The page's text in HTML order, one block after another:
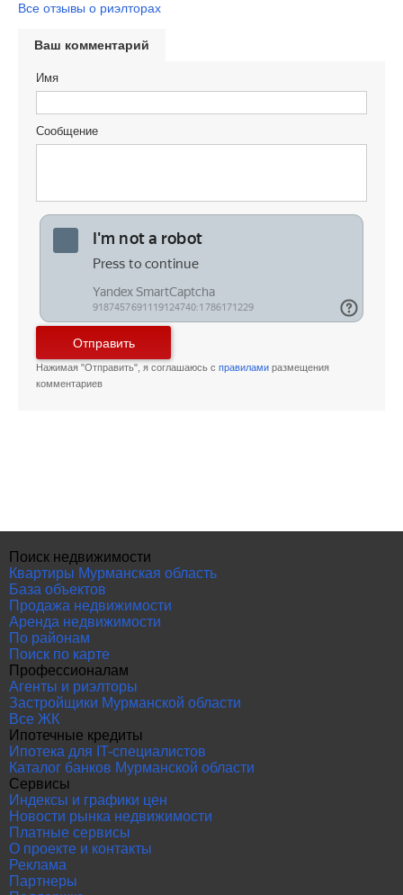
Все отзывы о риэлторах
Ваш комментарий
Имя
Сообщение
Отправить
Нажимая "Отправить", я соглашаюсь с правилами размещения
комментариев
Поиск недвижимости
Квартиры Мурманская область
База объектов
Продажа недвижимости
Аренда недвижимости
По районам
Поиск по карте
Профессионалам
Агенты и риэлторы
Застройщики Мурманской области
Все ЖК
Ипотечные кредиты
Ипотека для IT-специалистов
Каталог банков Мурманской области
Сервисы
Индексы и графики цен
Новости рынка недвижимости
Платные сервисы
О проекте и контакты
Реклама
Партнеры